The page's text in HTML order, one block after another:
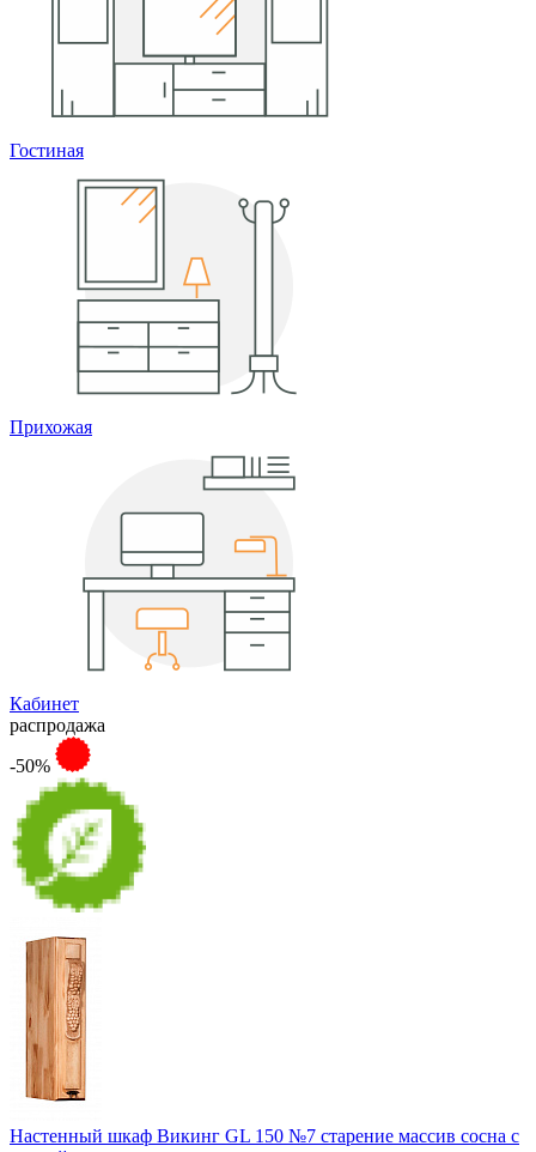
Гостиная
Прихожая
Кабинет
распродажа
-50%
Настенный шкаф Викинг GL 150 №7 старение массив сосна с